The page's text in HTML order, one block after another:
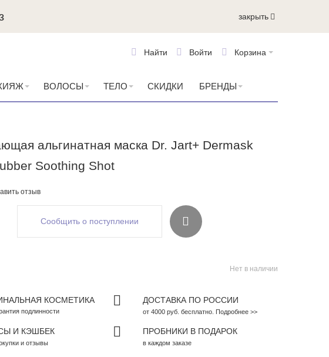
закрыть
Корзина
Войти
Найти
ВОЛОСЫ ТЕЛО СКИДКИ БРЕНДЫ
альгинатная маска Dr. Jart+ Dermask
Soothing Shot
отзыв
Сообщить о поступлении
Нет в наличии
КОСМЕТИКА
подлинности
ДОСТАВКА ПО РОССИИ
от 4000 руб. бесплатно. Подробнее >>
И КЭШБЕК
и отзывы
ПРОБНИКИ В ПОДАРОК
в каждом заказе